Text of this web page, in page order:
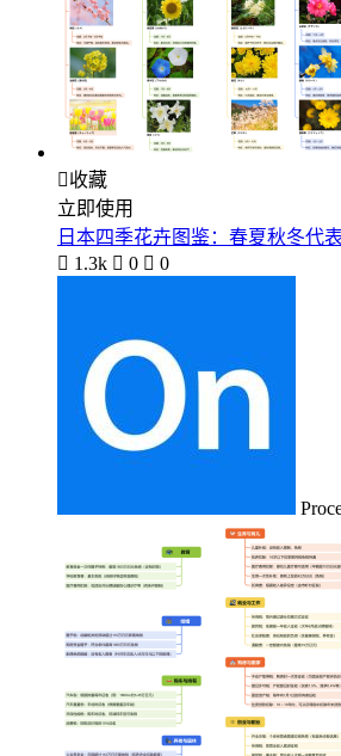
收藏
立即使用
日本四季花卉图鉴：春夏秋冬代
 1.3k  0  0